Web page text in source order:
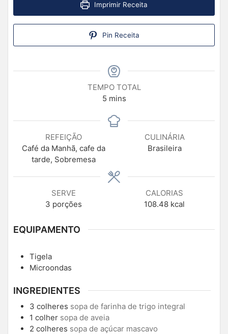
Imprimir Receita
Pin Receita
TEMPO TOTAL
5 mins
REFEIÇÃO
Café da Manhã, cafe da
tarde, Sobremesa
CULINÁRIA
Brasileira
SERVE
3 porções
CALORIAS
108.48 kcal
EQUIPAMENTO
Tigela
Microondas
INGREDIENTES
3 colheres sopa de farinha de trigo integral
1 colher sopa de aveia
2 colheres sopa de açúcar mascavo